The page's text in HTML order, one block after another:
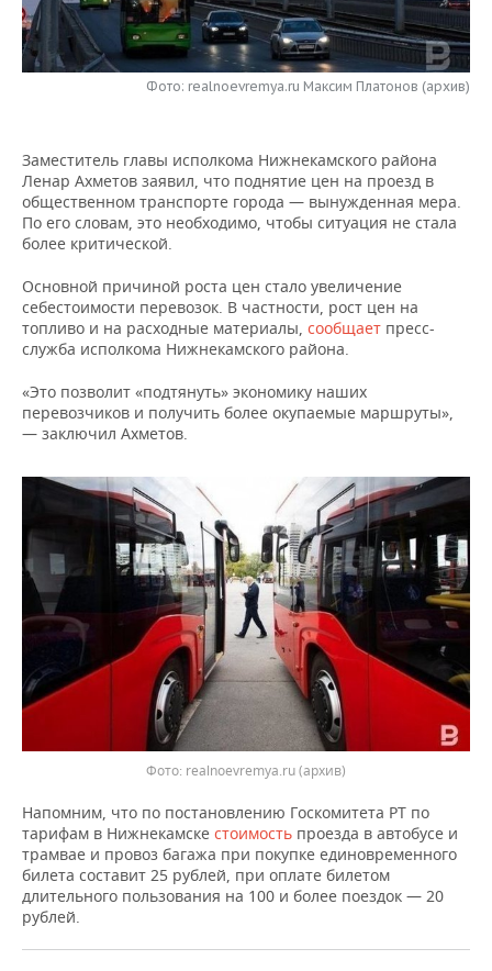
НЕФТЕХИМИЯ
НЕФТЬ
ЭНЕРГЕТИКА
РОЗНИЧНАЯ ТОРГОВЛЯ
НОВОСТИ ТЕХНОЛОГИЙ
ТЕЛЕКОММУНИКАЦИИ
МЕРОПРИЯТИЯ
НОВОСТИ МЕРОПРИЯТИЙ
БИЗНЕС-БРАНЧИ
ONLINE-КОНФЕРЕНЦИИ
ОТКРЫТАЯ ЛЕКЦИЯ
ФУТБОЛ
ХОККЕЙ
БАСКЕТБОЛ
ВОЛЕЙБОЛ
КИБЕРСПОРТ
ФИГУРНОЕ КАТАНИЕ
ВОДНЫЕ ВИДЫ СПОРТА
ХОККЕЙ С МЯЧОМ
НОВОСТИ ОБЩЕСТВА
ВЛАСТЬ
ИНФРАСТРУКТУРА
ИСТОРИЯ
КУЛЬТУРА
МЕДИЦИНА
ОБРАЗОВАНИЕ
ПРОИСШЕСТВИЯ
ФОТОГАЛЕРЕЯ
СЮЖЕТЫ
СПРАВОЧНИК
СПИСОК ПЕРСОН
СПИСОК КОМПАНИЙ
ПОЛНАЯ ВЕРСИЯ
Фото: realnoevremya.ru Максим Платонов (архив)
Заместитель главы исполкома Нижнекамского района
Ленар Ахметов заявил, что поднятие цен на проезд в
общественном транспорте города — вынужденная мера.
По его словам, это необходимо, чтобы ситуация не стала
более критической.
Основной причиной роста цен стало увеличение
себестоимости перевозок. В частности, рост цен на
топливо и на расходные материалы, сообщает пресс-
служба исполкома Нижнекамского района.
«Это позволит «подтянуть» экономику наших
перевозчиков и получить более окупаемые маршруты»,
— заключил Ахметов.
Фото: realnoevremya.ru (архив)
Напомним, что по постановлению Госкомитета РТ по
тарифам в Нижнекамске стоимость проезда в автобусе и
трамвае и провоз багажа при покупке единовременного
билета составит 25 рублей, при оплате билетом
длительного пользования на 100 и более поездок — 20
рублей.